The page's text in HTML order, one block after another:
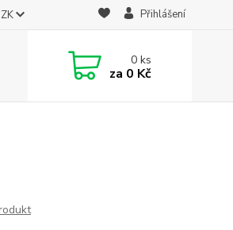
Přihlášení
0ks
za 0 Kč